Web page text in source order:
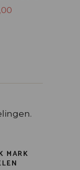
MARK